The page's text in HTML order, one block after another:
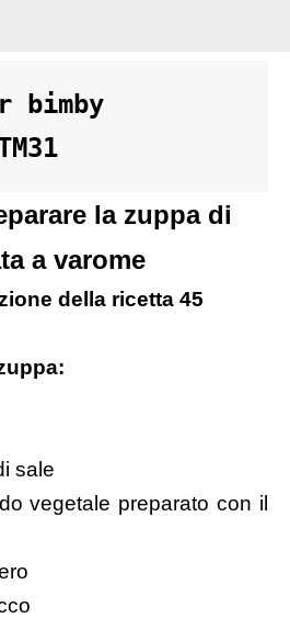
bimby
la zuppa di
a varome
della ricetta 45
sale
vegetale preparato con il